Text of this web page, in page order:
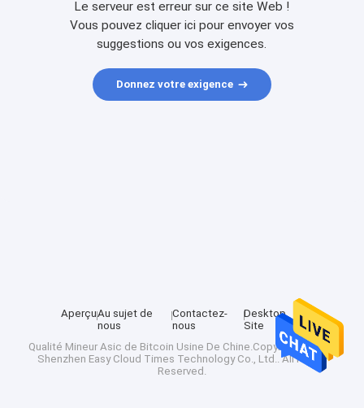
Le serveur est erreur sur ce site Web !
Vous pouvez cliquer ici pour envoyer vos
suggestions ou vos exigences.
Donnez votre exigence
AperçuAu sujet de
nous
Contactez-
nous
Desktop
Site
Qualité Mineur Asic de Bitcoin Usine De Chine.Copyright © 2025
Shenzhen Easy Cloud Times Technology Co., Ltd.. All Rights
Reserved.